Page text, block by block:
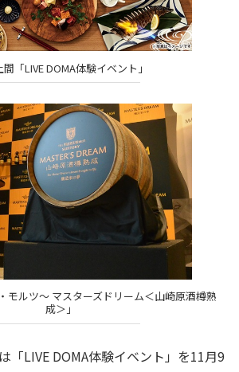
「LIVE DOMA体験イベント」
モルツ～ マスターズドリーム＜山崎原酒樽熟
成＞」
「LIVE DOMA体験イベント」を11月9